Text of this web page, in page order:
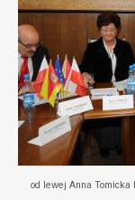
od lewej Anna Tomicka